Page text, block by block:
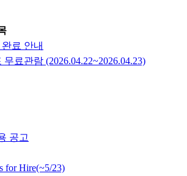
료 안내
료관람 (2026.04.22~2026.04.23)
공고
for Hire(~5/23)